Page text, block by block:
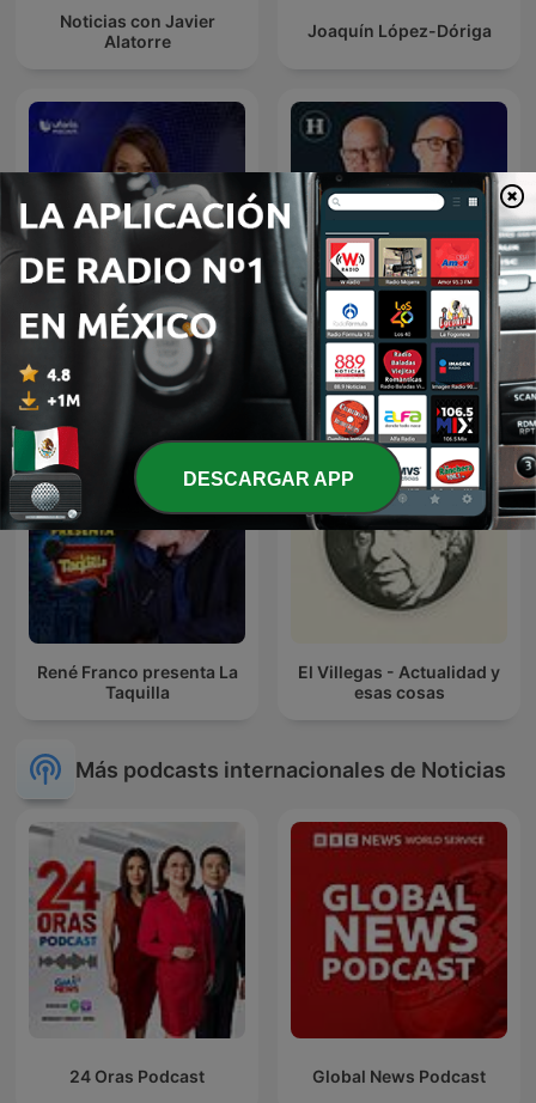
Noticias con Javier
Alatorre
Joaquín López-Dóriga
Noticias Univision
Julio Patán y Juan Ignacio
Zavala en El Heraldo Radio
René Franco presenta La
Taquilla
El Villegas - Actualidad y
esas cosas
Más podcasts internacionales de Noticias
24 Oras Podcast Global News Podcast
DESCARGAR APP